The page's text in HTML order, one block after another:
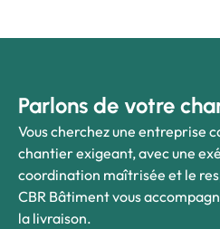
Parlons de votre
Vous cherchez une entreprise
chantier exigeant, avec une
coordination maîtrisée et le
CBR Bâtiment vous
la livraison.